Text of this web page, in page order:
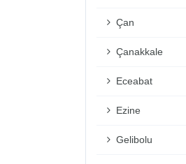
Çan
Çanakkale
Eceabat
Ezine
Gelibolu